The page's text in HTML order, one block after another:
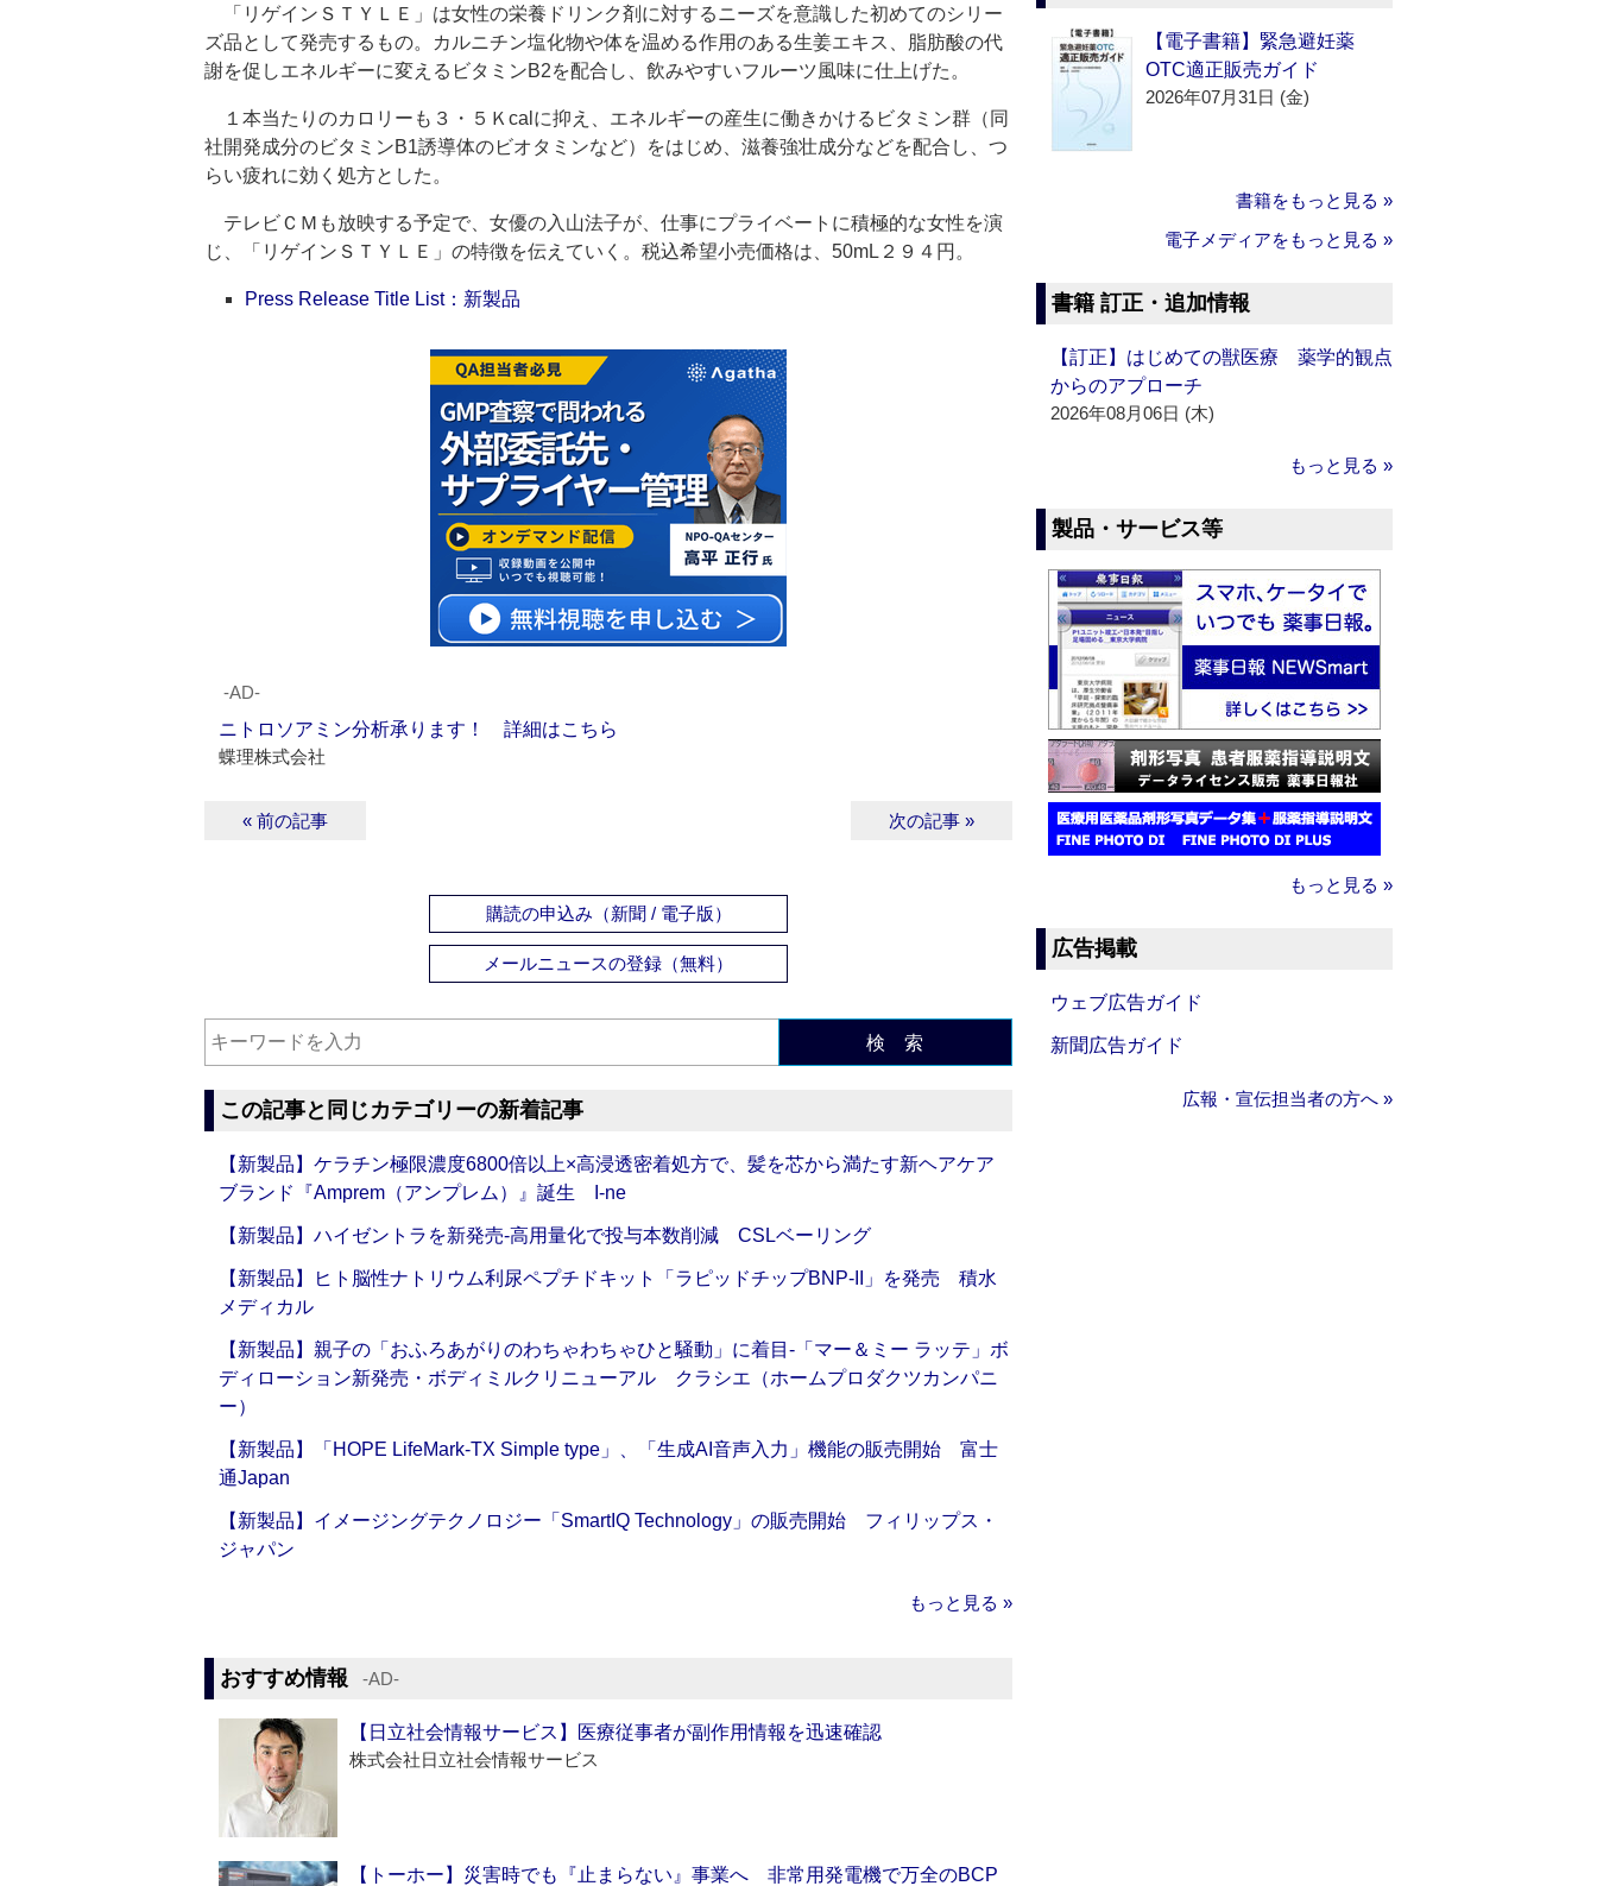
「リゲインＳＴＹＬＥ」は女性の栄養ドリンク剤に対するニーズを意識した初めてのシリー
ズ品として発売するもの。カルニチン塩化物や体を温める作用のある生姜エキス、脂肪酸の代
謝を促しエネルギーに変えるビタミンB2を配合し、飲みやすいフルーツ風味に仕上げた。
１本当たりのカロリーも３・５Ｋcalに抑え、エネルギーの産生に働きかけるビタミン群（同
社開発成分のビタミンB1誘導体のビオタミンなど）をはじめ、滋養強壮成分などを配合し、つ
らい疲れに効く処方とした。
テレビＣＭも放映する予定で、女優の入山法子が、仕事にプライベートに積極的な女性を演
じ、「リゲインＳＴＹＬＥ」の特徴を伝えていく。税込希望小売価格は、50mL２９４円。
Press Release Title List：新製品
‐AD‐
ニトロソアミン分析承ります！ 詳細はこちら
蝶理株式会社
« 前の記事 次の記事 »
購読の申込み（新聞 / 電子版）
メールニュースの登録（無料）
検 索
この記事と同じカテゴリーの新着記事
【新製品】ケラチン極限濃度6800倍以上×高浸透密着処方で、髪を芯から満たす新ヘアケア
ブランド『Amprem（アンプレム）』誕生 I-ne
【新製品】ハイゼントラを新発売‐高用量化で投与本数削減 CSLベーリング
【新製品】ヒト脳性ナトリウム利尿ペプチドキット「ラピッドチップBNP-II」を発売 積水
メディカル
【新製品】親子の「おふろあがりのわちゃわちゃひと騒動」に着目‐「マー＆ミー ラッテ」ボ
ディローション新発売・ボディミルクリニューアル クラシエ（ホームプロダクツカンパニ
ー）
【新製品】「HOPE LifeMark-TX Simple type」、「生成AI音声入力」機能の販売開始 富士
通Japan
【新製品】イメージングテクノロジー「SmartIQ Technology」の販売開始 フィリップス・
ジャパン
もっと見る »
おすすめ情報 ‐AD‐
【日立社会情報サービス】医療従事者が副作用情報を迅速確認
株式会社日立社会情報サービス
【トーホー】災害時でも『止まらない』事業へ 非常用発電機で万全のBCP
【電子書籍】緊急避妊薬
OTC適正販売ガイド
2026年07月31日 (金)
書籍をもっと見る »
電子メディアをもっと見る »
書籍 訂正・追加情報
【訂正】はじめての獣医療 薬学的観点
からのアプローチ
2026年08月06日 (木)
もっと見る »
製品・サービス等
もっと見る »
広告掲載
ウェブ広告ガイド
新聞広告ガイド
広報・宣伝担当者の方へ »